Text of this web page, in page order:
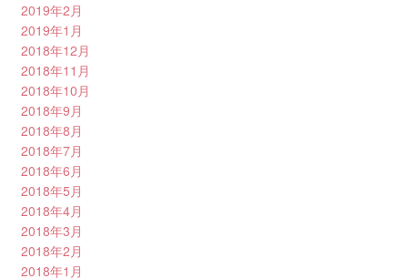
2019年2月
2019年1月
2018年12月
2018年11月
2018年10月
2018年9月
2018年8月
2018年7月
2018年6月
2018年5月
2018年4月
2018年3月
2018年2月
2018年1月